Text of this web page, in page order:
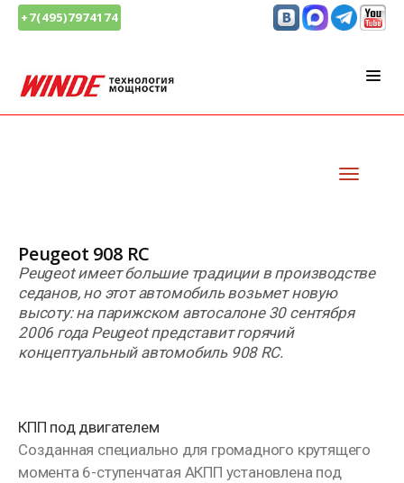
+7(495)7974174
Peugeot 908 RC
Peugeot имеет большие традиции в производстве
седанов, но этот автомобиль возьмет новую
высоту: на парижском автосалоне 30 сентября
2006 года Peugeot представит горячий
концептуальный автомобиль 908 RC.
КПП под двигателем
Созданная специально для громадного крутящего
момента 6-ступенчатая АКПП установлена под